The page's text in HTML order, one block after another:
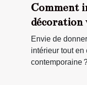
Comment
décoration
dans un
Envie de
intérieur tout en
contemporaine